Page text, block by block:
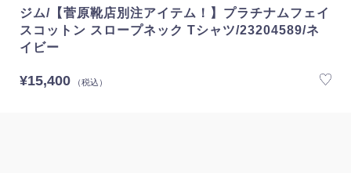
ジム/【菅原靴店別注アイテム！】プラチナムフェイ
スコットン スロープネック Tシャツ/23204589/ネ
イビー
¥15,400（税込）